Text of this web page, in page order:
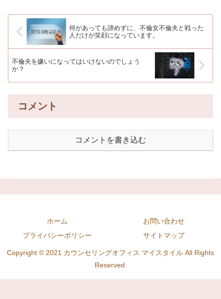
何があっても諦めずに、不倫女不倫夫と戦った
人だけが笑顔になっています。
不倫夫を嫌いになってはいけないのでしょう
か？
コメント
コメントを書き込む
ホーム
お問い合わせ
プライバシーポリシー
サイトマップ
Copyright © 2021 カウンセリングオフィス マイスタイル All Rights
Reserved.